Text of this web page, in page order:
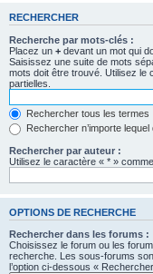
RECHERCHER
Recherche par mots-clés :
Placez un + devant un mot qui
Saisissez une suite de mots
mots doit être trouvé. Utilisez le
partielles.
Rechercher tous les termes
Rechercher n’importe
Rechercher par auteur :
Utilisez le caractère « * »
OPTIONS DE RECHERCHE
Rechercher dans les forums :
Choisissez le forum ou les
recherche. Les sous-forums
l’option ci-dessous «